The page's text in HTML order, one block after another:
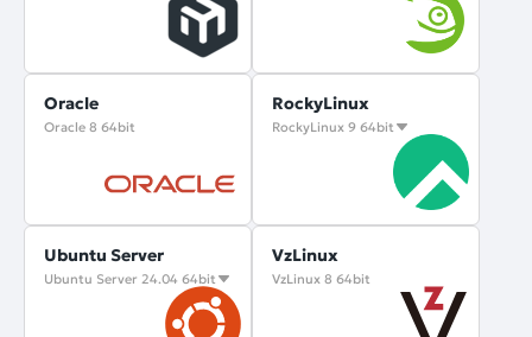
Oracle
Oracle 8 64bit
RockyLinux
RockyLinux 9 64bit
Ubuntu Server
Ubuntu Server 24.04 64bit
VzLinux
VzLinux 8 64bit